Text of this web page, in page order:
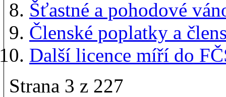
Šťastné a pohodové
Členské poplatky a
Další licence míří do
Strana 3 z 227